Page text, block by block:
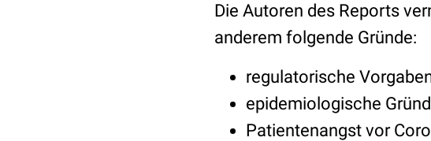
Die Autoren des Reports
anderem folgende Gründe:
regulatorische
epidemiologische
Patientenangst vor